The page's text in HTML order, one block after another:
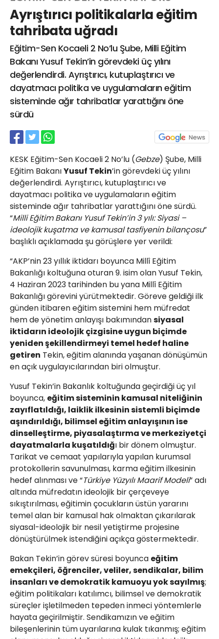
Ayrıştırıcı politikalarla eğitim
tahribata uğradı
Eğitim-Sen Kocaeli 2 No’lu Şube, Milli Eğitim
Bakanı Yusuf Tekin’in görevdeki üç yılını
değerlendirdi. Ayrıştırıcı, kutuplaştırıcı ve
dayatmacı politika ve uygulamaların eğitim
sisteminde ağır tahribatlar yarattığını öne
sürdü
KESK Eğitim-Sen Kocaeli 2 No’lu (Gebze) Şube, Milli
Eğitim BakanıYusuf Tekin’in görevdeki üç yılını
değerlendirdi. Ayrıştırıcı, kutuplaştırıcı ve
dayatmacı politika ve uygulamaların eğitim
sisteminde ağır tahribatlar yarattığını öne sürdü.
“Milli Eğitim Bakanı Yusuf Tekin’in 3 yılı: Siyasi –
ideolojik kuşatma ve kamusal tasfiyenin bilançosu”
başlıklı açıklamada şu görüşlere yer verildi:
“AKP’nin 23 yıllık iktidarı boyunca Millî Eğitim
Bakanlığı koltuğuna oturan 9. isim olan Yusuf Tekin,
4 Haziran 2023 tarihinden bu yana Millî Eğitim
Bakanlığı görevini yürütmektedir. Göreve geldiği ilk
günden itibaren eğitim sistemini hem müfredat
hem de yönetim anlayışı bakımındansiyasal
iktidarın ideolojik çizgisine uygun biçimde
yeniden şekillendirmeyi temel hedef haline
getiren Tekin, eğitim alanında yaşanan dönüşümün
en açık uygulayıcılarından biri olmuştur.
Yusuf Tekin’in Bakanlık koltuğunda geçirdiği üç yıl
boyunca, eğitim sisteminin kamusal niteliğinin
zayıflatıldığı, laiklik ilkesinin sistemli biçimde
aşındırıldığı, bilimsel eğitim anlayışının ise
dinselleştirme, piyasalaştırma ve merkeziyetçi
dayatmalarla kuşatıldığı bir dönem olmuştur.
Tarikat ve cemaat yapılarıyla yapılan kurumsal
protokollerin savunulması, karma eğitim ilkesinin
hedef alınması ve “Türkiye Yüzyılı Maarif Modeli” adı
altında müfredatın ideolojik bir çerçeveye
sıkıştırılması, eğitimin çocukların üstün yararını
temel alan bir kamusal hak olmaktan çıkarılarak
siyasal-ideolojik bir nesil yetiştirme projesine
dönüştürülmek istendiğini açıkça göstermektedir.
Bakan Tekin’in görev süresi boyunca eğitim
emekçileri, öğrenciler, veliler, sendikalar, bilim
insanları ve demokratik kamuoyu yok sayılmış;
eğitim politikaları katılımcı, bilimsel ve demokratik
süreçler işletilmeden tepeden inmeci yöntemlerle
hayata geçirilmiştir. Sendikamızın ve eğitim
bileşenlerinin tüm uyarılarına kulak tıkanmış; eğitim
Hacı Halil Mahallesi, İsmetpaşa
Caddesi, Beşiroğlu Altın Han Kat: 1
(BİLKAR)Gebze - KOCAELİ
aktanuslu@gmail.com